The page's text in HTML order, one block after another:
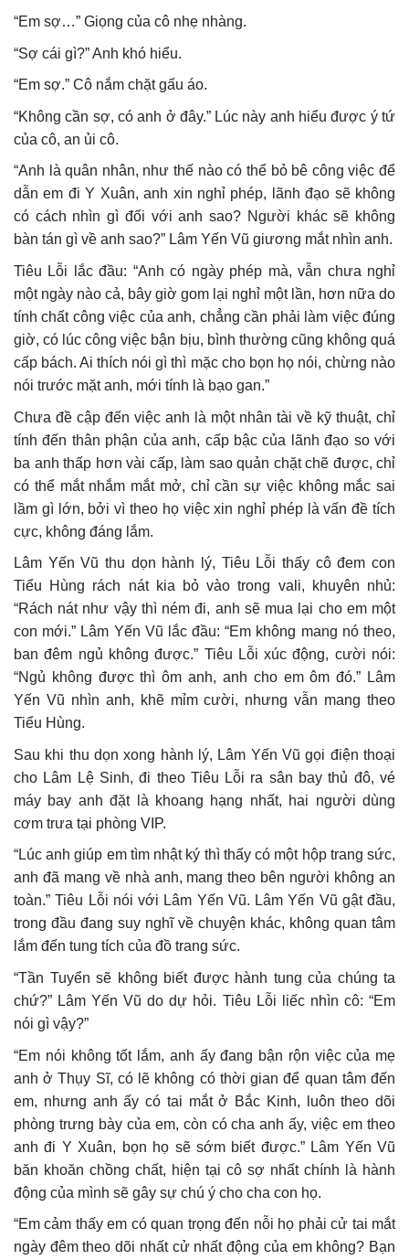
“Em sợ…” Giọng của cô nhẹ nhàng.
“Sợ cái gì?” Anh khó hiểu.
“Em sợ.” Cô nắm chặt gấu áo.
“Không cần sợ, có anh ở đây.” Lúc này anh hiểu được ý tứ
của cô, an ủi cô.
“Anh là quân nhân, như thế nào có thể bỏ bê công việc để
dẫn em đi Y Xuân, anh xin nghỉ phép, lãnh đạo sẽ không
có cách nhìn gì đối với anh sao? Người khác sẽ không
bàn tán gì về anh sao?” Lâm Yến Vũ giương mắt nhìn anh.
Tiêu Lỗi lắc đầu: “Anh có ngày phép mà, vẫn chưa nghỉ
một ngày nào cả, bây giờ gom lại nghỉ một lần, hơn nữa do
tính chất công việc của anh, chẳng cần phải làm việc đúng
giờ, có lúc công việc bận bịu, bình thường cũng không quá
cấp bách. Ai thích nói gì thì mặc cho bọn họ nói, chừng nào
nói trước mặt anh, mới tính là bạo gan.”
Chưa đề cập đến việc anh là một nhân tài về kỹ thuật, chỉ
tính đến thân phận của anh, cấp bậc của lãnh đạo so với
ba anh thấp hơn vài cấp, làm sao quản chặt chẽ được, chỉ
có thể mắt nhắm mắt mở, chỉ cần sự việc không mắc sai
lầm gì lớn, bởi vì theo họ việc xin nghỉ phép là vấn đề tích
cực, không đáng lắm.
Lâm Yến Vũ thu dọn hành lý, Tiêu Lỗi thấy cô đem con
Tiểu Hùng rách nát kia bỏ vào trong vali, khuyên nhủ:
“Rách nát như vậy thì ném đi, anh sẽ mua lại cho em một
con mới.” Lâm Yến Vũ lắc đầu: “Em không mang nó theo,
ban đêm ngủ không được.” Tiêu Lỗi xúc động, cười nói:
“Ngủ không được thì ôm anh, anh cho em ôm đó.” Lâm
Yến Vũ nhìn anh, khẽ mỉm cười, nhưng vẫn mang theo
Tiểu Hùng.
Sau khi thu dọn xong hành lý, Lâm Yến Vũ gọi điện thoại
cho Lâm Lệ Sinh, đi theo Tiêu Lỗi ra sân bay thủ đô, vé
máy bay anh đặt là khoang hạng nhất, hai người dùng
cơm trưa tại phòng VIP.
“Lúc anh giúp em tìm nhật ký thì thấy có một hộp trang sức,
anh đã mang về nhà anh, mang theo bên người không an
toàn.” Tiêu Lỗi nói với Lâm Yến Vũ. Lâm Yến Vũ gật đầu,
trong đầu đang suy nghĩ về chuyện khác, không quan tâm
lắm đến tung tích của đồ trang sức.
“Tần Tuyển sẽ không biết được hành tung của chúng ta
chứ?” Lâm Yến Vũ do dự hỏi. Tiêu Lỗi liếc nhìn cô: “Em
nói gì vậy?”
“Em nói không tốt lắm, anh ấy đang bận rộn việc của mẹ
anh ở Thụy Sĩ, có lẽ không có thời gian để quan tâm đến
em, nhưng anh ấy có tai mắt ở Bắc Kinh, luôn theo dõi
phòng trưng bày của em, còn có cha anh ấy, việc em theo
anh đi Y Xuân, bọn họ sẽ sớm biết được.” Lâm Yến Vũ
băn khoăn chồng chất, hiện tại cô sợ nhất chính là hành
động của mình sẽ gây sự chú ý cho cha con họ.
“Em cảm thấy em có quan trọng đến nỗi họ phải cử tai mắt
ngày đêm theo dõi nhất cử nhất động của em không? Bạn